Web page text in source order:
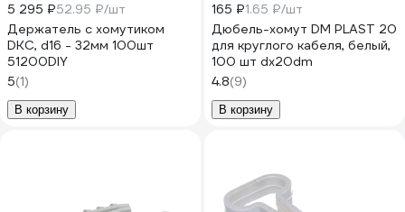
5 295 ₽52.95 ₽/шт
Держатель с хомутиком
DKC, d16 - 32мм 100шт
51200DIY
5(1)
В корзину
165 ₽1.65 ₽/шт
Дюбель-хомут DM PLAST 20
для круглого кабеля, белый,
100 шт dx20dm
4.8(9)
В корзину